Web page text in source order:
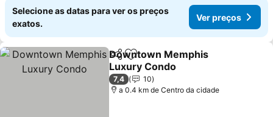
Selecione as datas para ver os preços
exatos.
Ver preços
PartilharAdicionar aos favoritos
Downtown Memphis
Luxury Condo
Ver preços
7,4
10
a 0.4 km de Centro da cidade